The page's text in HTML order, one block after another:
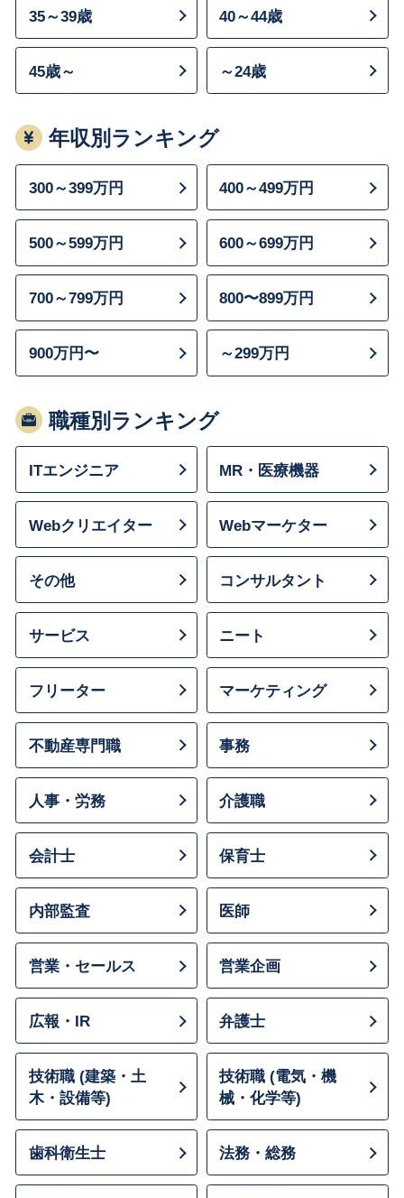
35～39歳 40～44歳
45歳～ ～24歳
年収別ランキング
300～399万円 400～499万円
500～599万円 600～699万円
700～799万円 800〜899万円
900万円〜 ～299万円
職種別ランキング
ITエンジニア MR・医療機器
Webクリエイター Webマーケター
その他 コンサルタント
サービス ニート
フリーター マーケティング
不動産専門職 事務
人事・労務 介護職
会計士 保育士
内部監査 医師
営業・セールス 営業企画
広報・IR 弁護士
技術職 (建築・土
木・設備等)
技術職 (電気・機
械・化学等)
歯科衛生士 法務・総務